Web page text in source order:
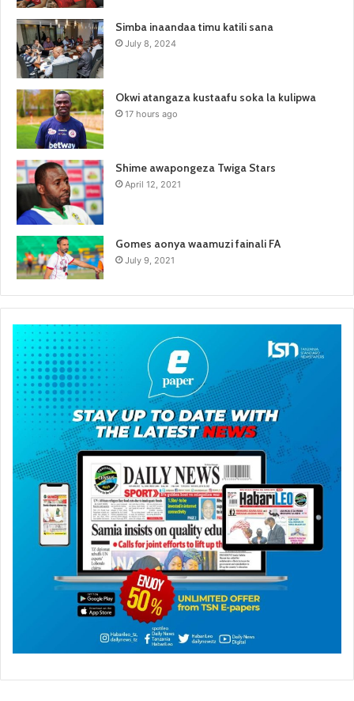
Simba inaandaa timu katili sana
July 8, 2024
Okwi atangaza kustaafu soka la kulipwa
17 hours ago
Shime awapongeza Twiga Stars
April 12, 2021
Gomes aonya waamuzi fainali FA
July 9, 2021